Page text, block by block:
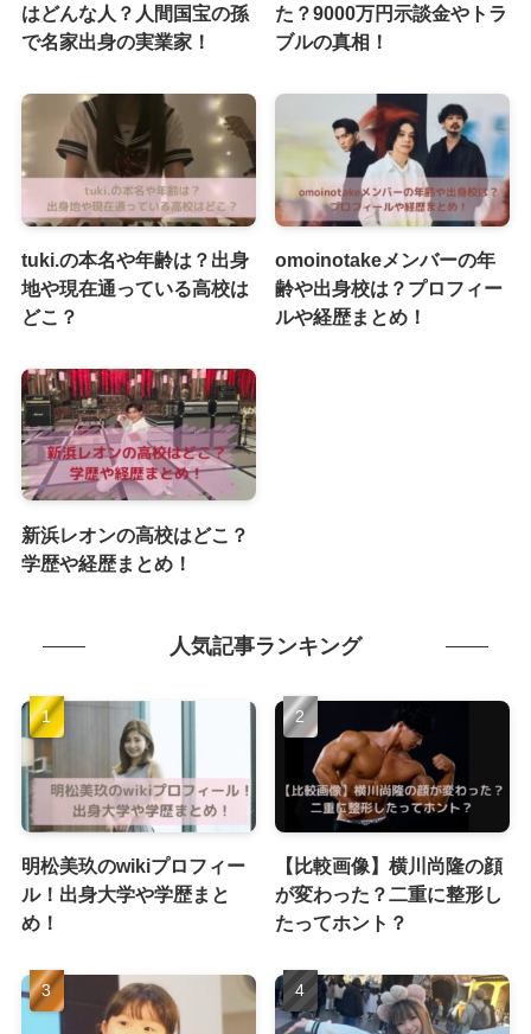
はどんな人？人間国宝の孫
で名家出身の実業家！
た？9000万円示談金やトラ
ブルの真相！
tuki.の本名や年齢は？出身
地や現在通っている高校は
どこ？
omoinotakeメンバーの年
齢や出身校は？プロフィー
ルや経歴まとめ！
新浜レオンの高校はどこ？
学歴や経歴まとめ！
人気記事ランキング
明松美玖のwikiプロフィー
ル！出身大学や学歴まと
め！
【比較画像】横川尚隆の顔
が変わった？二重に整形し
たってホント？